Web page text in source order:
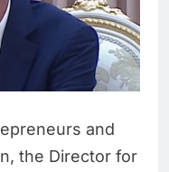
and
the Director for